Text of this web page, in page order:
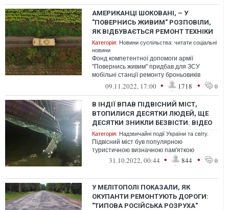
АМЕРИКАНЦІ ШОКОВАНІ, – У
"ПОВЕРНИСЬ ЖИВИМ" РОЗПОВІЛИ,
ЯК ВІДБУВАЄТЬСЯ РЕМОНТ ТЕХНІКИ
Категорія: Новини суспільства: читати соціальні
новини
Фонд компетентної допомоги армії
"Повернись живим" придбав для ЗСУ
мобільні станції ремонту броньовиків
Hammer, які вже успішно виконують
09.11.2022, 17:00 • 1718 • 0
В ІНДІЇ ВПАВ ПІДВІСНИЙ МІСТ,
ВТОПИЛИСЯ ДЕСЯТКИ ЛЮДЕЙ, ЩЕ
ДЕСЯТКИ ЗНИКЛИ БЕЗВІСТИ. ВІДЕО
Категорія: Надзвичайні події України та світу.
Підвісний міст був популярною
туристичною визначною пам'яткою
31.10.2022, 00:44 • 844 • 0
У МЕЛІТОПОЛІ ПОКАЗАЛИ, ЯК
ОКУПАНТИ РЕМОНТУЮТЬ ДОРОГИ:
"ТИПОВА РОСІЙСЬКА РОЗРУХА"